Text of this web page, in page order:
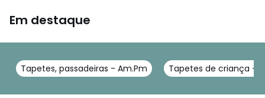
Em destaque
Tapetes, passadeiras - Am.Pm Tapetes de criança -